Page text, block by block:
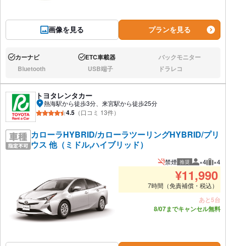
画像を見る プランを見る
あり:カーナビ あり:ETC車載器 なし:バックモニター
なし:Bluetooth なし:USB端子 なし:ドラレコ
トヨタレンタカー
熱海駅から徒歩3分、来宮駅から徒歩25分
4.5 （口コミ 13件）
カローラHYBRID/カローラツーリングHYBRID/プリ
ウス 他（ミドル,ハイブリッド）
禁煙 推奨 推奨人数
×4 推
×4
¥11,990
7時間（免責補償・税込）
あと5台
8/07までキャンセル無料